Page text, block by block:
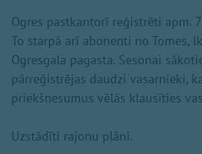
Ogres pastkantorī reģistrēti apm.
To starpā arī abonenti no Tomes,
Ogresgala pagasta. Sesonai
pārreģistrējas daudzi vasarnieki,
priekšnesumus vēlās klausīties
Uzstādīti rajonu plāni.